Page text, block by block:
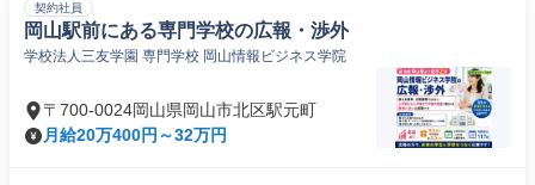
契約社員
岡山駅前にある専門学校の広報・渉外
学校法人三友学園 専門学校 岡山情報ビジネス学院
〒700-0024岡山県岡山市北区駅元町
月給20万400円～32万円